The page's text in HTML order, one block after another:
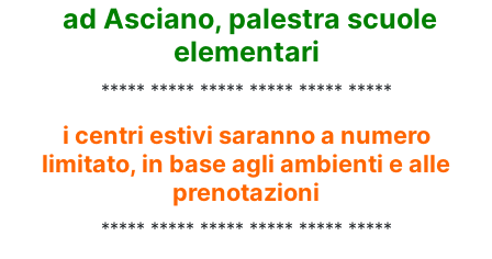
ad Asciano, palestra scuole
elementari
***** ***** ***** ***** ***** *****
i centri estivi saranno a numero
limitato, in base agli ambienti e alle
prenotazioni
***** ***** ***** ***** ***** *****